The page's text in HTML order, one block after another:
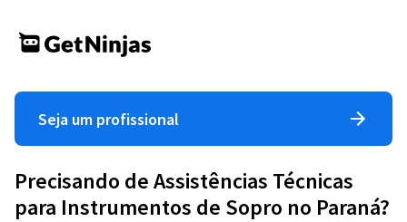
Seja um profissional
Precisando de Assistências Técnicas
para Instrumentos de Sopro no Paraná?